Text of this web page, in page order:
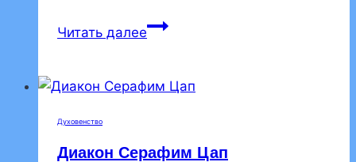
Читать далееЗавершается
Рождества
Духовенство
Диакон Серафим Цап